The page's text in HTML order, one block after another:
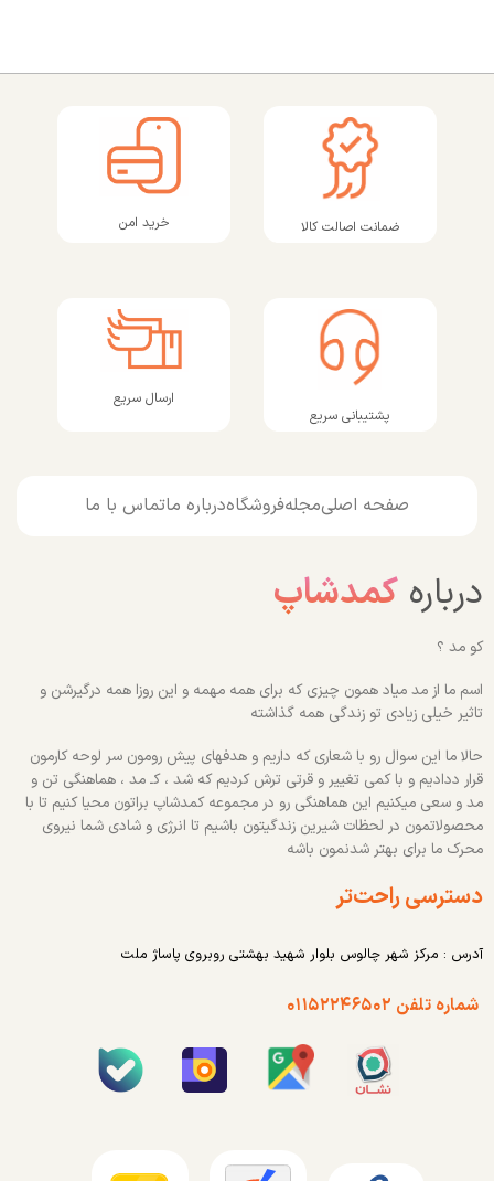
ضمانت اصالت کالا خرید امن
پشتیبانی سریع
ارسال سریع
صفحه اصلیمجلهفروشگاهدرباره ماتماس با ما
درباره کمدشاپ
کو مد ؟
اسم ما از مد میاد همون چیزی که برای همه مهمه و این روزا همه درگیرشن و
تاثیر خیلی زیادی تو زندگی همه گذاشته
حالا ما این سوال رو با شعاری که داریم و هدفهای پیش رومون سر لوحه کارمون
قرار ددادیم و با کمی تغییر و قرتی ترش کردیم که شد ، کـ مد ، هماهنگی تن و
مد و سعی میکنیم این هماهنگی رو در مجموعه کمدشاپ براتون محیا کنیم تا با
محصولاتمون در لحظات شیرین زندگیتون باشیم تا انرژی و شادی شما نیروی
محرک ما برای بهتر شدنمون باشه
دسترسی راحت‌تر
آدرس : مرکز شهر چالوس بلوار شهید بهشتی روبروی پاساژ ملت
شماره تلفن ۰۱۱۵۲۲۴۶۵۰۲